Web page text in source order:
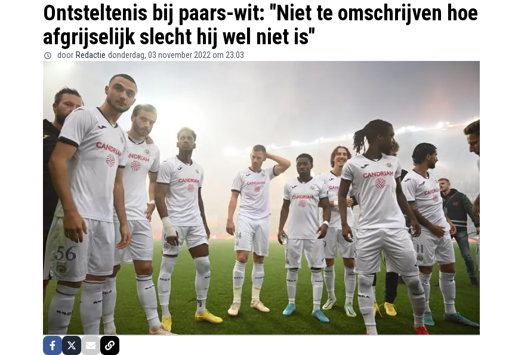
Ontsteltenis bij paars-wit: "Niet te omschrijven hoe
afgrijselijk slecht hij wel niet is"
door Redactie donderdag, 03 november 2022 om 23:03